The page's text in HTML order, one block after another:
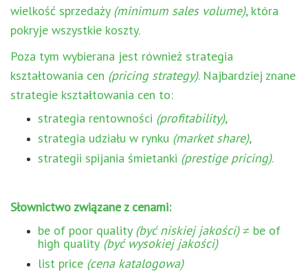
wielkość sprzedaży (minimum sales volume), która
pokryje wszystkie koszty.
Poza tym wybierana jest również strategia
kształtowania cen (pricing strategy). Najbardziej znane
strategie kształtowania cen to:
strategia rentowności (profitability),
strategia udziału w rynku (market share),
strategii spijania śmietanki (prestige pricing).
Słownictwo związane z cenami:
be of poor quality (być niskiej jakości)≠ be of
high quality (być wysokiej jakości)
list price (cena katalogowa)